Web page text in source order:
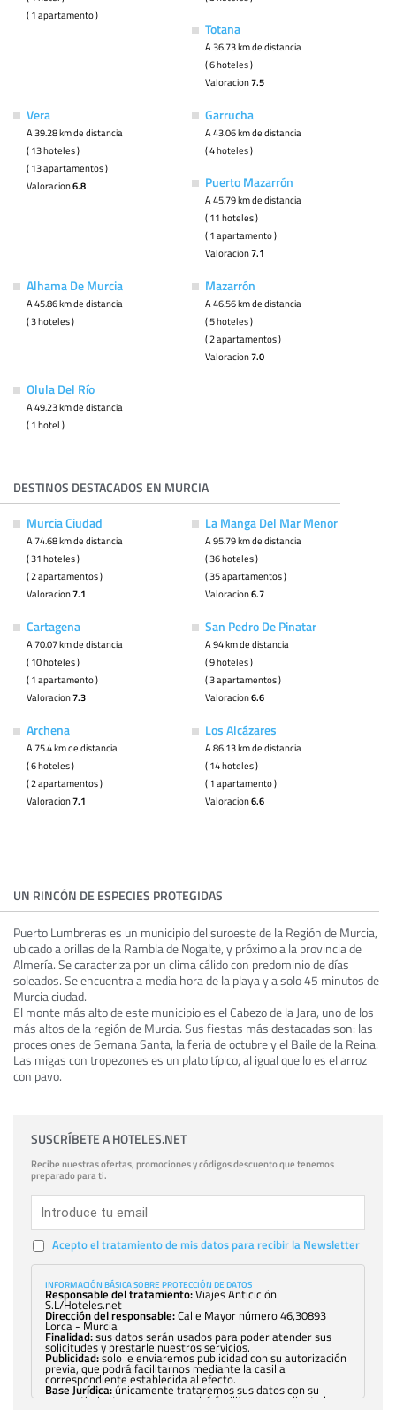
( 1 apartamento )
Totana
A 36.73 km de distancia
( 6 hoteles )
Valoracion7.5
Vera
A 39.28 km de distancia
( 13 hoteles )
( 13 apartamentos )
Valoracion6.8
Garrucha
A 43.06 km de distancia
( 4 hoteles )
Puerto Mazarrón
A 45.79 km de distancia
( 11 hoteles )
( 1 apartamento )
Valoracion7.1
Alhama De Murcia
A 45.86 km de distancia
( 3 hoteles )
Mazarrón
A 46.56 km de distancia
( 5 hoteles )
( 2 apartamentos )
Valoracion7.0
Olula Del Río
A 49.23 km de distancia
( 1 hotel )
DESTINOS DESTACADOS EN MURCIA
Murcia Ciudad
A 74.68 km de distancia
( 31 hoteles )
( 2 apartamentos )
Valoracion7.1
La Manga Del Mar Menor
A 95.79 km de distancia
( 36 hoteles )
( 35 apartamentos )
Valoracion6.7
Cartagena
A 70.07 km de distancia
( 10 hoteles )
( 1 apartamento )
Valoracion7.3
San Pedro De Pinatar
A 94 km de distancia
( 9 hoteles )
( 3 apartamentos )
Valoracion6.6
Archena
A 75.4 km de distancia
( 6 hoteles )
( 2 apartamentos )
Valoracion7.1
Los Alcázares
A 86.13 km de distancia
( 14 hoteles )
( 1 apartamento )
Valoracion6.6
UN RINCÓN DE ESPECIES PROTEGIDAS
Puerto Lumbreras es un municipio del suroeste de la Región de Murcia,
ubicado a orillas de la Rambla de Nogalte, y próximo a la provincia de
Almería. Se caracteriza por un clima cálido con predominio de días
soleados. Se encuentra a media hora de la playa y a solo 45 minutos de
Murcia ciudad.
El monte más alto de este municipio es el Cabezo de la Jara, uno de los
más altos de la región de Murcia. Sus fiestas más destacadas son: las
procesiones de Semana Santa, la feria de octubre y el Baile de la Reina.
Las migas con tropezones es un plato típico, al igual que lo es el arroz
con pavo.
SUSCRÍBETE A HOTELES.NET
Recibe nuestras ofertas, promociones y códigos descuento que tenemos
preparado para ti.
Acepto el tratamiento de mis datos para recibir la Newsletter
INFORMACIÓN BÁSICA SOBRE PROTECCIÓN DE DATOS
Responsable del tratamiento:Viajes Anticiclón
S.L/Hoteles.net
Dirección del responsable:Calle Mayor número 46,30893
Lorca - Murcia
Finalidad:sus datos serán usados para poder atender sus
solicitudes y prestarle nuestros servicios.
Publicidad:solo le enviaremos publicidad con su autorización
previa, que podrá facilitarnos mediante la casilla
correspondiente establecida al efecto.
Base Jurídica:únicamente trataremos sus datos con su
consentimiento previo, que podrá facilitarnos mediante la